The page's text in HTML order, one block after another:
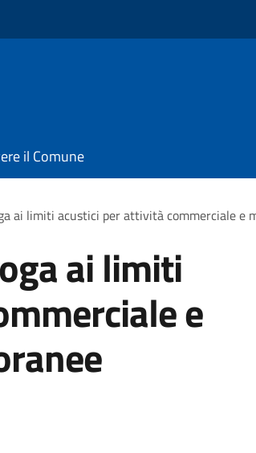
il Comune
ai limiti acustici per attività commerciale e
ai limiti
e